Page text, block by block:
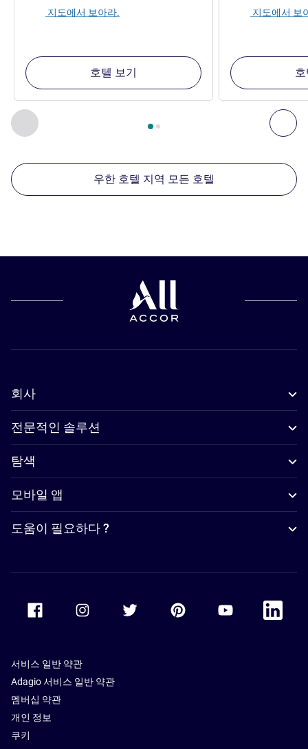
이전 - 주변에 있는 다른 시설 다
2/ 페이지 , 주변에 있는 다른 시설 1 :, 주변에 있는 다른 시
지도에서 보아라.
호텔 보기
지도에서 보
우한 호텔 지역 모든 호텔
회사
전문적인 솔루션
탐색
모바일 앱
도움이 필요하다 ?
Accor Youtube
Accor
서비스 일반 약관
Adagio 서비스 일반 약관
멤버십 약관
개인 정보
쿠키